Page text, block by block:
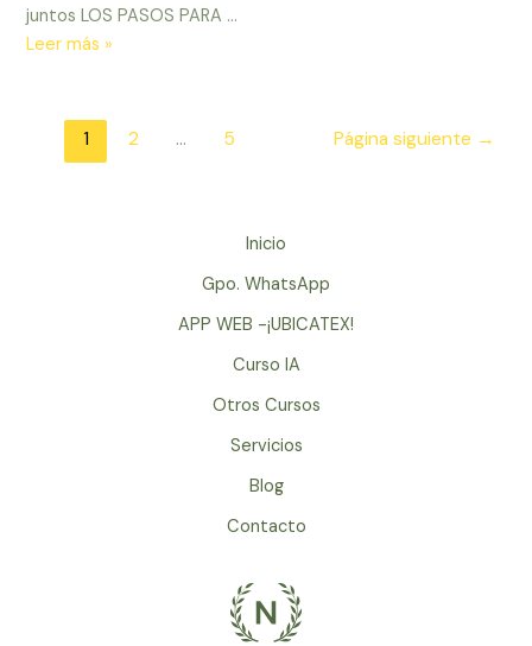
juntos LOS PASOS PARA …
Prosperidad
Estrategia
Leer más »
Paginación1 2 … 5 Página siguiente →
Inicio
Gpo. WhatsApp
APP WEB -¡UBICATEX!
Curso IA
Otros Cursos
Servicios
Blog
Contacto